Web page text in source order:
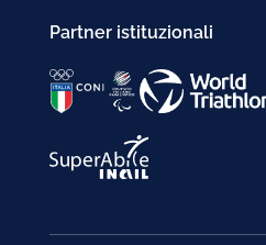
Partner istituzionali